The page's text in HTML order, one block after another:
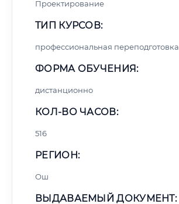
Проектирование
ТИП КУРСОВ:
профессиональная переподготовка
ФОРМА ОБУЧЕНИЯ:
дистанционно
КОЛ-ВО ЧАСОВ:
516
РЕГИОН:
Ош
ВЫДАВАЕМЫЙ ДОКУМЕНТ: